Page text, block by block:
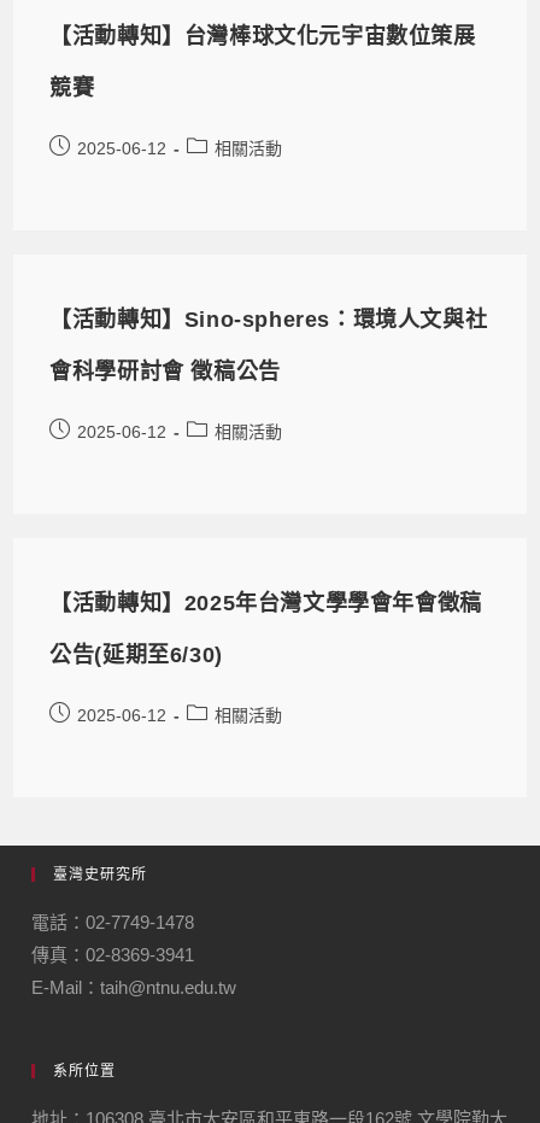
【活動轉知】台灣棒球文化元宇宙數位策展
競賽
2025-06-12 相關活動
【活動轉知】Sino-spheres：環境人文與社
會科學研討會 徵稿公告
2025-06-12 相關活動
【活動轉知】2025年台灣文學學會年會徵稿
公告(延期至6/30)
2025-06-12 相關活動
臺灣史研究所
電話：02-7749-1478
傳真：02-8369-3941
E-Mail：taih@ntnu.edu.tw
系所位置
地址：106308 臺北市大安區和平東路一段162號 文學院勤大